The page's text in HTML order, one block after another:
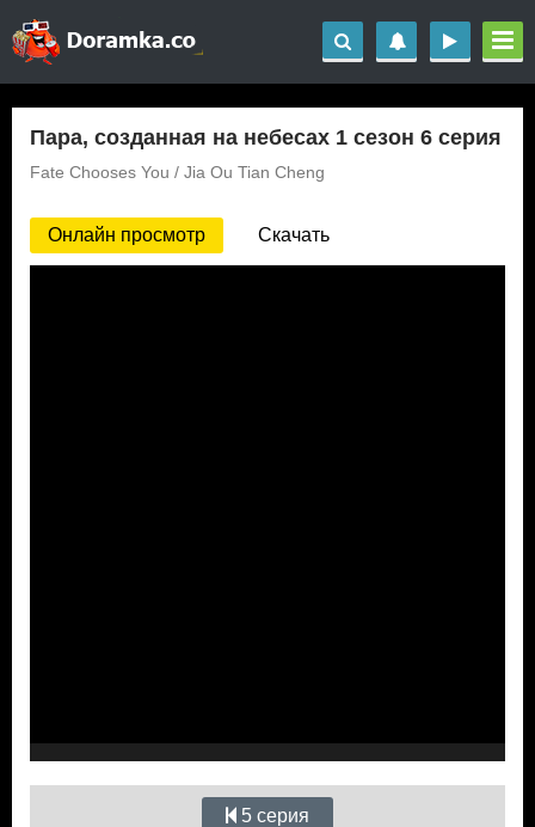
Пара, созданная на небесах 1 сезон 6 серия
Fate Chooses You / Jia Ou Tian Cheng
Онлайн просмотр Скачать
5 серия